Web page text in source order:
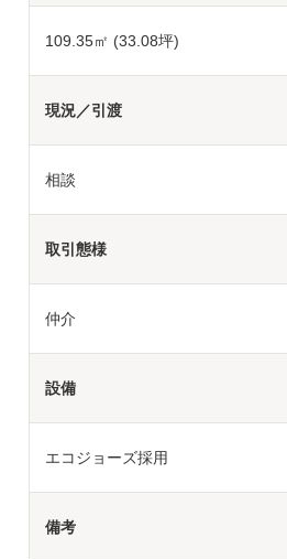
109.35㎡ (33.08坪)
現況／引渡
相談
取引態様
仲介
設備
エコジョーズ採用
備考